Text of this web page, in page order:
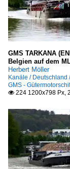
GMS TARKANA
Belgien auf dem
Herbert Möller
Kanäle / Deutschland
GMS -
 224 1200x798 Px,